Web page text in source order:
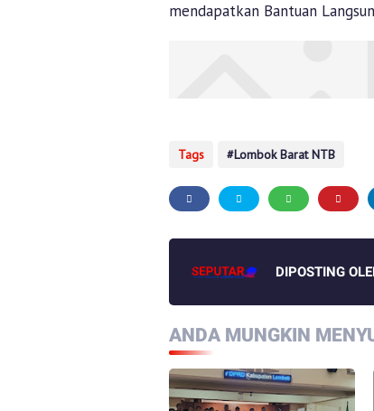
mendapatkan Bantuan
Tags Lombok Barat NTB
DIPOSTING
ANDA MUNGKIN